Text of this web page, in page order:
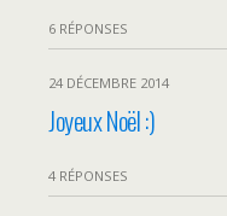
6 RÉPONSES
24 DÉCEMBRE 2014
Joyeux Noël :)
4 RÉPONSES